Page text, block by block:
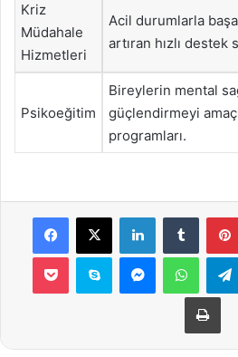
Kriz
Müdahale
Hizmetleri
Acil durumlarla
artıran hızlı destek
Psikoeğitim
Bireylerin mental
güçlendirmeyi
programları.
Facebook
X LinkedInTumblr
Pocket Skype Messenger